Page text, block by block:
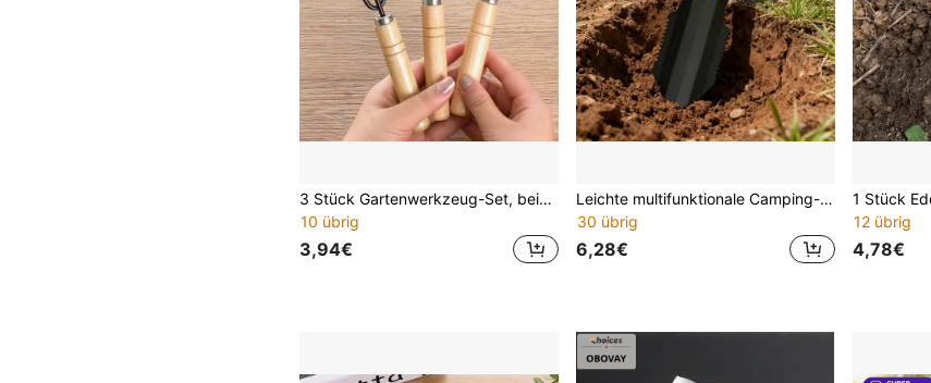
3 Stück Gartenwerkzeug-Set, beinhaltet Topfkelle, kleine Metallschaufel, für Innen-/Außenbepflanzung, Bodenlockerung, Blumen- & Gemüseanbau
10 übrig
3,94€
Leichte multifunktionale Camping-Schaufel, tragbare Grabschaufel für Rucksackwandern und Abfallgraben, Outdoor-Überlebensschaufel, kleine Gartenschaufel zum Pflanzen & Bodenauflockern, kompaktes Multitool für Reisen, Camping und Wandern
30 übrig
6,28€
12 übrig
4,78€